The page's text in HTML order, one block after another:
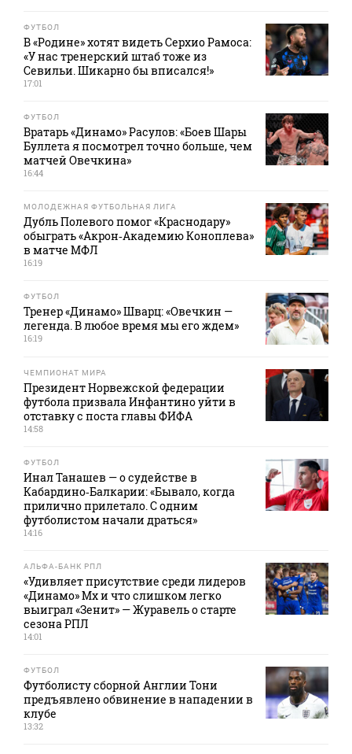
ФУТБОЛ
В «Родине» хотят видеть Серхио Рамоса:
«У нас тренерский штаб тоже из
Севильи. Шикарно бы вписался!»
17:01
ФУТБОЛ
Вратарь «Динамо» Расулов: «Боев Шары
Буллета я посмотрел точно больше, чем
матчей Овечкина»
16:44
МОЛОДЕЖНАЯ ФУТБОЛЬНАЯ ЛИГА
Дубль Полевого помог «Краснодару»
обыграть «Акрон‑Академию Коноплева»
в матче МФЛ
16:19
ФУТБОЛ
Тренер «Динамо» Шварц: «Овечкин —
легенда. В любое время мы его ждем»
16:19
ЧЕМПИОНАТ МИРА
Президент Норвежской федерации
футбола призвала Инфантино уйти в
отставку с поста главы ФИФА
14:58
ФУТБОЛ
Инал Танашев — о судействе в
Кабардино‑Балкарии: «Бывало, когда
прилично прилетало. С одним
футболистом начали драться»
14:16
АЛЬФА-БАНК РПЛ
«Удивляет присутствие среди лидеров
«Динамо» Мх и что слишком легко
выиграл «Зенит» — Журавель о старте
сезона РПЛ
14:01
ФУТБОЛ
Футболисту сборной Англии Тони
предъявлено обвинение в нападении в
клубе
13:32